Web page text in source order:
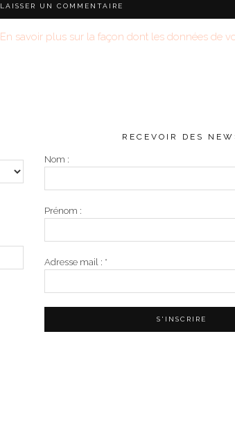
En savoir plus sur la façon dont les données de
RECEVOIR DES
Nom :
Prénom :
Adresse mail : *